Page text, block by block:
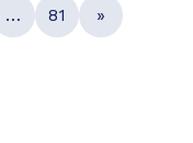
… 81 »